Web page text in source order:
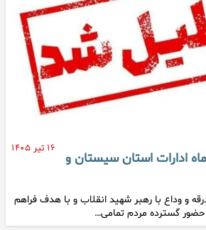
۱۶ تیر ۱۴۰۵
تعطیلی ۱۷ تیرماه ادارات استان سیستان و
و وداع با رهبر شهید انقلاب ‌و با هدف فراهم
گسترده مردم تمامی…